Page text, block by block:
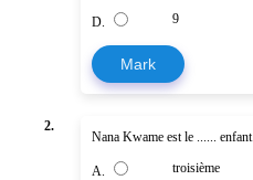
D. 9
Mark
2.
Nana Kwame est le ...... enfant.
A. troisième